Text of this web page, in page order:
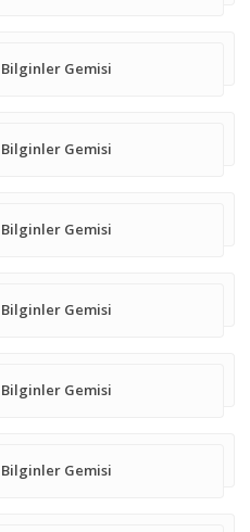
Bilginler Gemisi
Bilginler Gemisi
Bilginler Gemisi
Bilginler Gemisi
Bilginler Gemisi
Bilginler Gemisi